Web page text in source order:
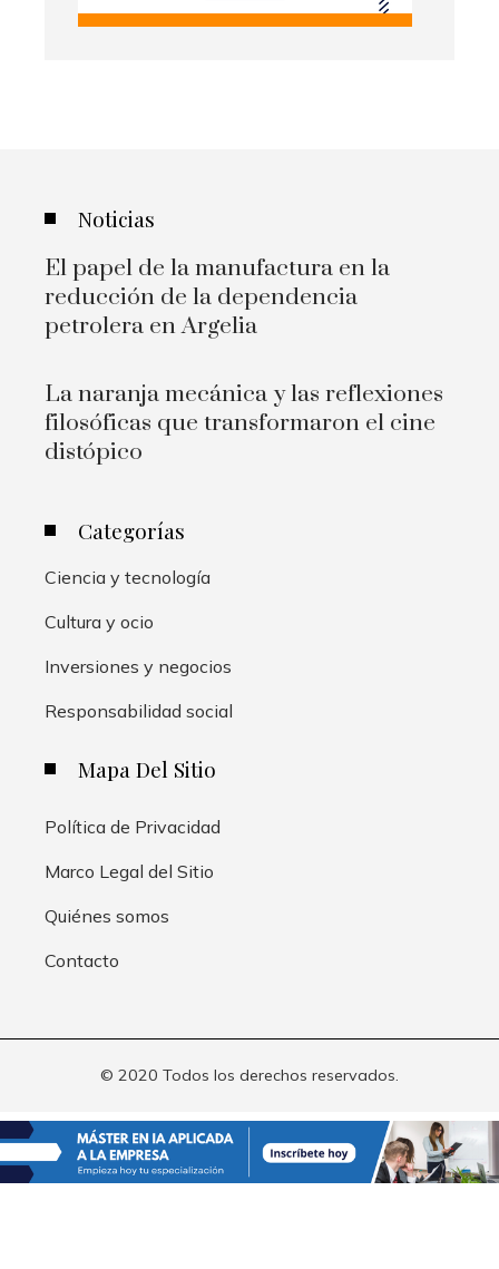
Noticias
El papel de la manufactura en la
reducción de la dependencia
petrolera en Argelia
La naranja mecánica y las reflexiones
filosóficas que transformaron el cine
distópico
Categorías
Ciencia y tecnología
Cultura y ocio
Inversiones y negocios
Responsabilidad social
Mapa Del Sitio
Política de Privacidad
Marco Legal del Sitio
Quiénes somos
Contacto
© 2020 Todos los derechos reservados.